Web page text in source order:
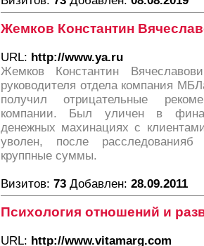
Жемков Константин
URL: http://www.ya.ru
Жемков Константин
руководителя отдела компания
получил отрицательные
компании. Был уличен в
денежных махинациях с
уволен, после
круппные суммы.
Визитов: 73 Добавлен: 28.09.2011
Психология отношений и
URL: http://www.vitamarg.com